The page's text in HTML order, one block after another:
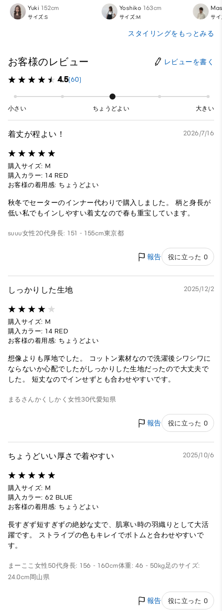
Yuki 152cm
サイズ:S
Yoshiko 163cm
サイズ:M サ
スタイリングをもっとみる
お客様のレビュー レビューを書く
4.5(60)
小さい ちょうどよい 大きい
着丈が程よい！ 2026/7/16
購入サイズ: M
購入カラー: 14 RED
お客様の着用感: ちょうどよい
秋冬でセーターのインナー代わりで購入しました。 柄と身長が
低い私でもインしやすい着丈なので春も重宝しています。
suuu女性20代身長: 151 - 155cm東京都
報告 役に立った 0
しっかりした生地 2025/12/2
購入サイズ: M
購入カラー: 14 RED
お客様の着用感: ちょうどよい
想像よりも厚地でした。 コットン素材なので洗濯後シワシワに
ならないか心配でしたがしっかりした生地だったので大丈夫で
した。 短丈なのでインせずとも合わせやすいです。
まるさんかくしかく女性30代愛知県
報告 役に立った 0
ちょうどいい厚さで着やすい 2025/10/6
購入サイズ: M
購入カラー: 62 BLUE
お客様の着用感: ちょうどよい
長すぎず短すぎずの絶妙な丈で、肌寒い時の羽織りとして大活
躍です。 ストライプの色もキレイでボトムと合わせやすいで
す。
まーここ 女性50代身長: 156 - 160cm体重: 46 - 50kg足のサイズ:
24.0cm 岡山県
報告 役に立った 0